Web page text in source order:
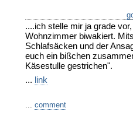
....ich stelle mir ja grade
Wohnzimmer biwakiert.
Schlafsäcken und der
euch ein bißchen
Käsestulle gestrichen".
... link
... comment